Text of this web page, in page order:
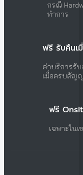
กรณี
ทำการ
ฟรี รับคืน
ค่าบริการรับ
เมื่อครบสัญญ
ฟรี
เฉพาะใน